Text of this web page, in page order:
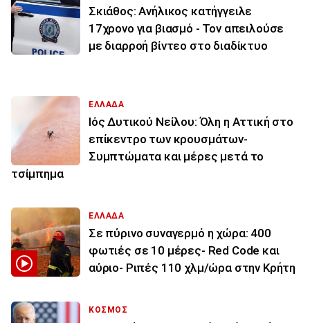
Σκιάθος: Ανήλικος κατήγγειλε
17χρονο για βιασμό - Τον απειλούσε
με διαρροή βίντεο στο διαδίκτυο
ΕΛΛΑΔΑ
Ιός Δυτικού Νείλου: Όλη η Αττική στο
επίκεντρο των κρουσμάτων-
Συμπτώματα και μέρες μετά το
τσίμπημα
ΕΛΛΑΔΑ
Σε πύρινο συναγερμό η χώρα: 400
φωτιές σε 10 μέρες- Red Code και
αύριο- Ριπές 110 χλμ/ώρα στην Κρήτη
ΚΟΣΜΟΣ